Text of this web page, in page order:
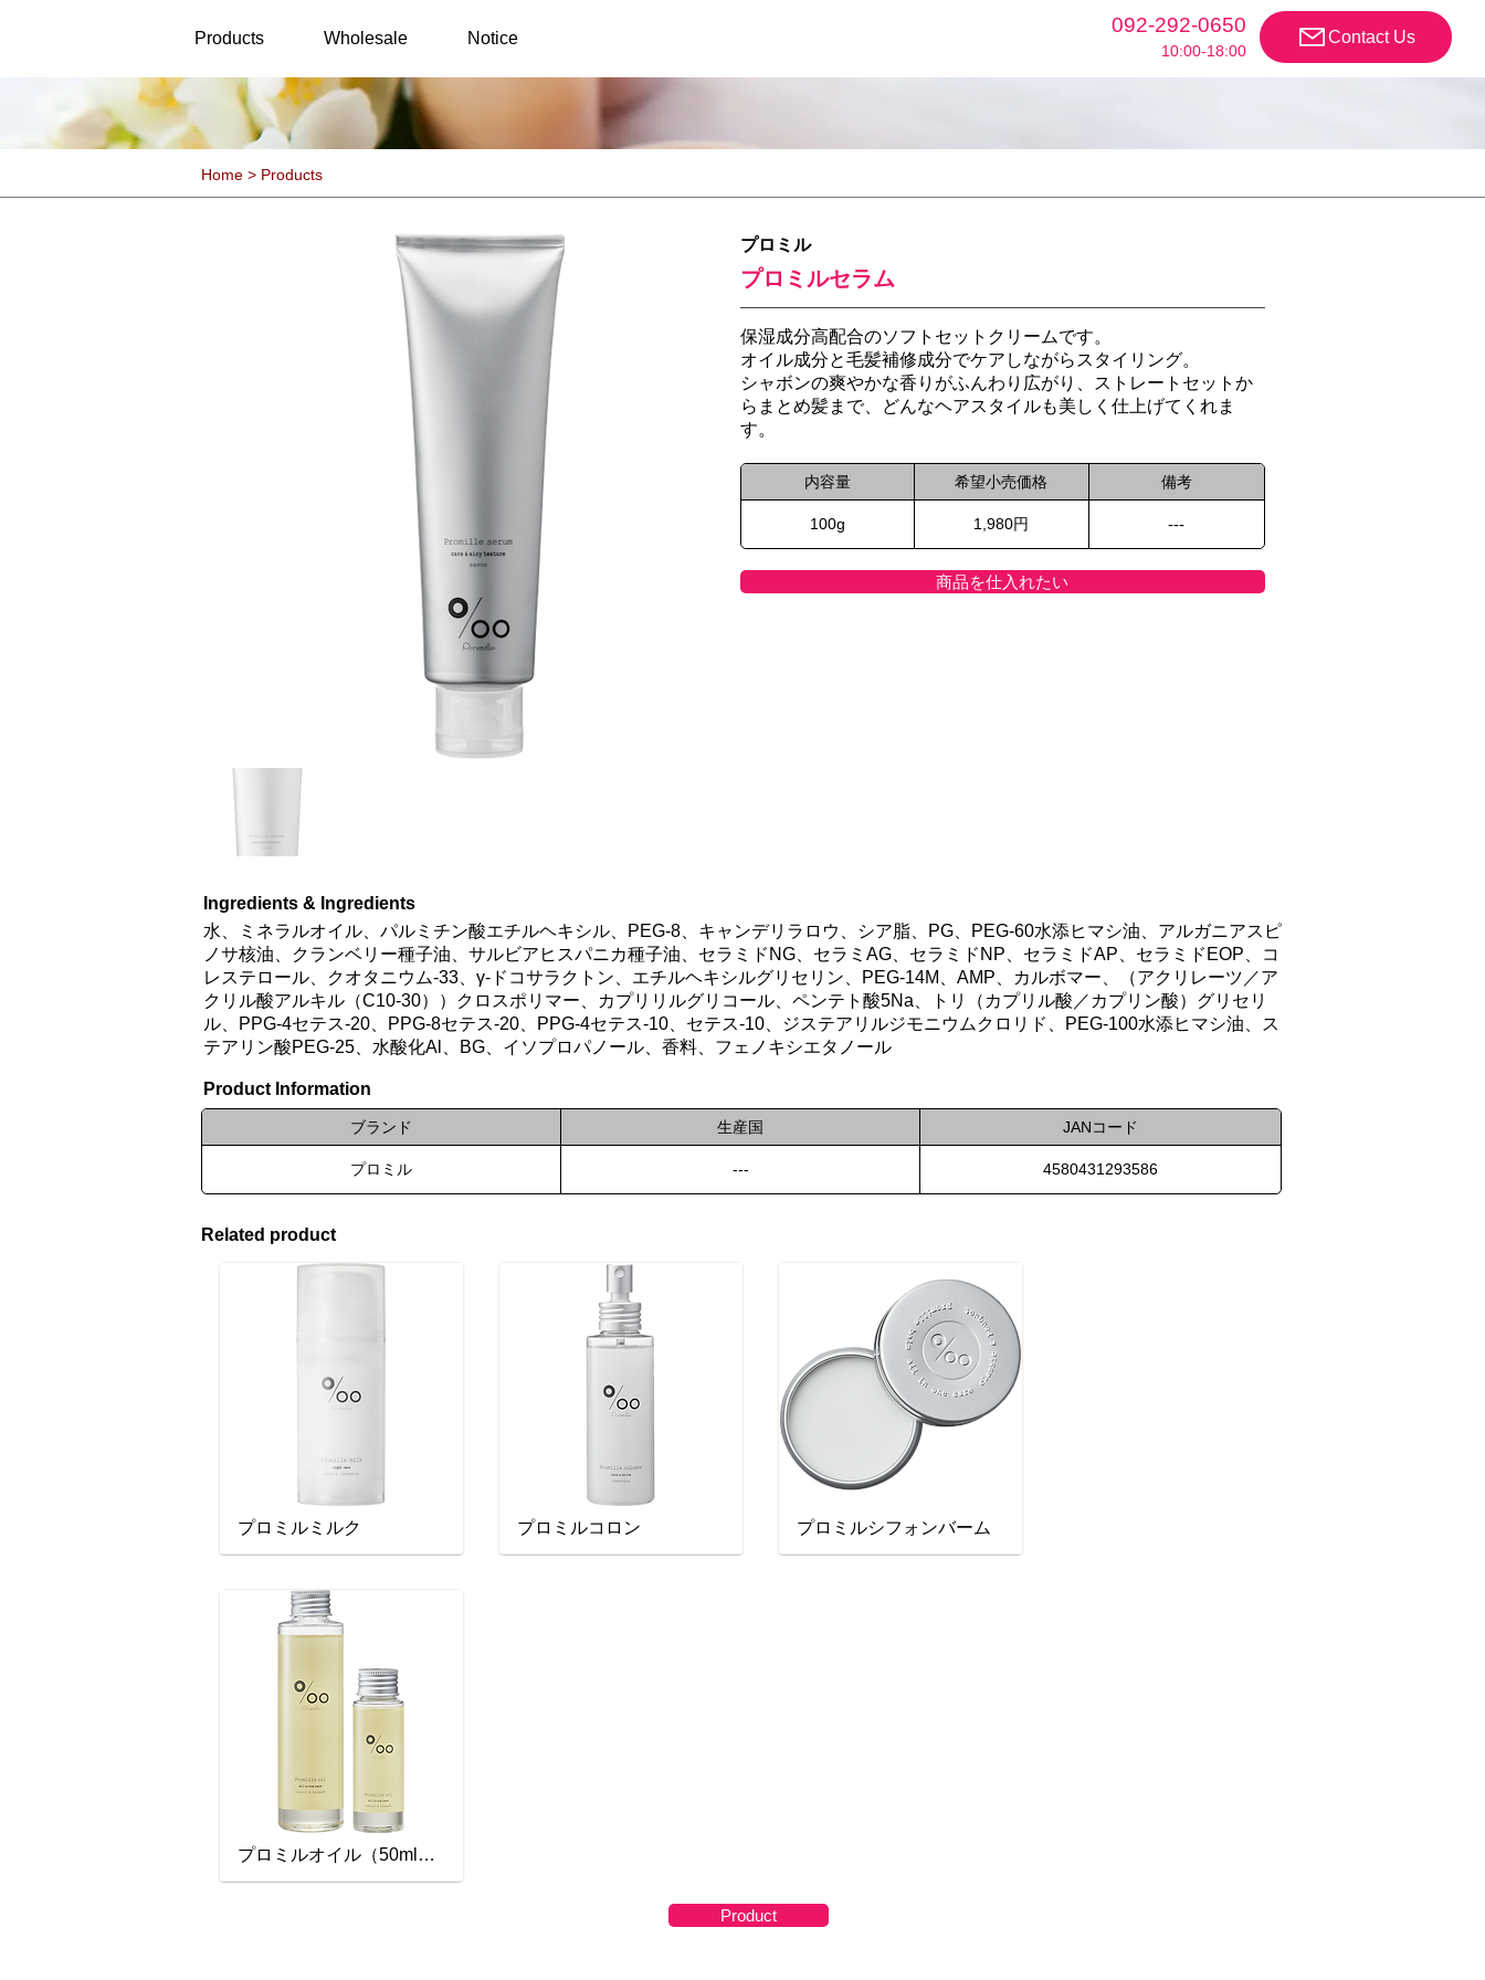
Products Wholesale Notice
092-292-0650
10:00-18:00
Contact Us
Home > Products
プロミル
プロミルセラム
保湿成分高配合のソフトセットクリームです。
オイル成分と毛髪補修成分でケアしながらスタイリング。
シャボンの爽やかな香りがふんわり広がり、ストレートセットか
らまとめ髪まで、どんなヘアスタイルも美しく仕上げてくれま
す。
内容量 希望小売価格 備考
100g 1,980円 ---
商品を仕入れたい
Ingredients & Ingredients
水、ミネラルオイル、パルミチン酸エチルヘキシル、PEG-8、キャンデリラロウ、シア脂、PG、PEG-60水添ヒマシ油、アルガニアスピ
ノサ核油、クランベリー種子油、サルビアヒスパニカ種子油、セラミドNG、セラミAG、セラミドNP、セラミドAP、セラミドEOP、コ
レステロール、クオタニウム-33、γ-ドコサラクトン、エチルヘキシルグリセリン、PEG-14M、AMP、カルボマー、（アクリレーツ／ア
クリル酸アルキル（C10-30））クロスポリマー、カプリリルグリコール、ペンテト酸5Na、トリ（カプリル酸／カプリン酸）グリセリ
ル、PPG-4セテス-20、PPG-8セテス-20、PPG-4セテス-10、セテス-10、ジステアリルジモニウムクロリド、PEG-100水添ヒマシ油、ス
テアリン酸PEG-25、水酸化Al、BG、イソプロパノール、香料、フェノキシエタノール
Product Information
ブランド 生産国 JANコード
プロミル --- 4580431293586
Related product
プロミルミルク プロミルコロン プロミルシフォンバーム
プロミルオイル（50ml・150ml）
Product